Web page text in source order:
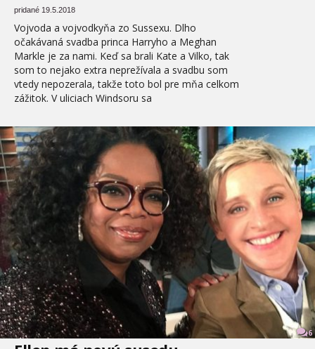
pridané 19.5.2018
Vojvoda a vojvodkyňa zo Sussexu. Dlho
očakávaná svadba princa Harryho a Meghan
Markle je za nami. Keď sa brali Kate a Vilko, tak
som to nejako extra neprežívala a svadbu som
vtedy nepozerala, takže toto bol pre mňa celkom
zážitok. V uliciach Windsoru sa
6